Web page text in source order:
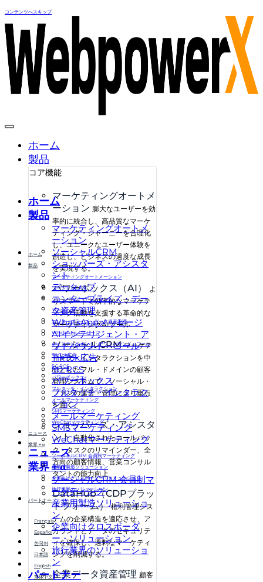
コンテンツへスキップ
ホーム
製品
コア機能
マーケティングオートメ
ーション 膨大なユーザーを効
率的に統合し、高品質なマーケ
ティング・ジャーニーを合理化
し、ユニークなユーザー体験を
創造し、ビジネスの過度な成長
を実現する。
パワーボックス（AI）
よ
りスマートで効率的なマーケテ
ィング活動を支援する革命的な
マーケティングAIツール
ソーシャルCRM マーケテ
ィング・インタラクションを中
心としたフル・ドメインの顧客
管理システムで、ソーシャル・
ファンの運営・管理により重点
を置く。
ショッパーズ・アシスタ
ント 自動化されたコールバッ
ク・タスクのリマインダー、全
方向の顧客情報、営業コンサル
タントの能力向上
DataHub（CDPプラッ
トフォーム） 権利管理シス
テムの企業構造を適応させ、ア
カウントとデータのセキュリテ
ィを確保し、過剰なマーケティ
ングを削減する。
企業データ資産管理 顧客
ホーム
製品
マーケティングオートメ
ーション
ソーシャルCRM
ショッパーズ・アシスタ
ント
データハブ
エンタープライズ・デー
タ資産管理
WhatsAppメッセージ
AIインテリジェント・ア
ウトバウンド・コール
TikTok広告
5G RCS
パワーボックス
フルタッチ・インタラク
ション
メールマーケティング
SMSマーケティング
WeChatマーケティング
ニュース
業界＋α
ソーシャルCRM 会員制マ
ーケティング
産業用製造ソリューショ
ン
企業向けクロスボーダ
ー・ソリューション
旅行業界のソリューショ
ン
パートナー
ホーム
製品
マーケティングオートメーション
ソーシャルCRM
ショッパーズ・アシスタント
データハブ
エンタープライズ・データ資産管理
WhatsAppメッセージ
AIインテリジェント・アウトバウンド・コール
TikTok広告
5G RCS
パワーボックス
フルタッチ・インタラクション
メールマーケティング
SMSマーケティング
WeChatマーケティング
ニュース
業界＋α
ソーシャルCRM 会員制マーケティング
産業用製造ソリューション
企業向けクロスボーダー・ソリューション
旅行業界のソリューション
パートナー
Français
Español
한국어
日本語
English
简体中文